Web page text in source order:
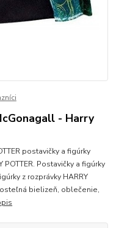
- Harry
postavičky a figúrky
POTTER. Postavičky a figúrky
z rozprávky HARRY
bielizeň, oblečenie,